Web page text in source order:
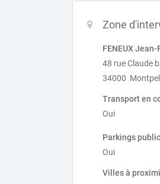
Zone
FENEUX
48 rue Claude
34000
Transport en
Oui
Parkings
Oui
Villes à